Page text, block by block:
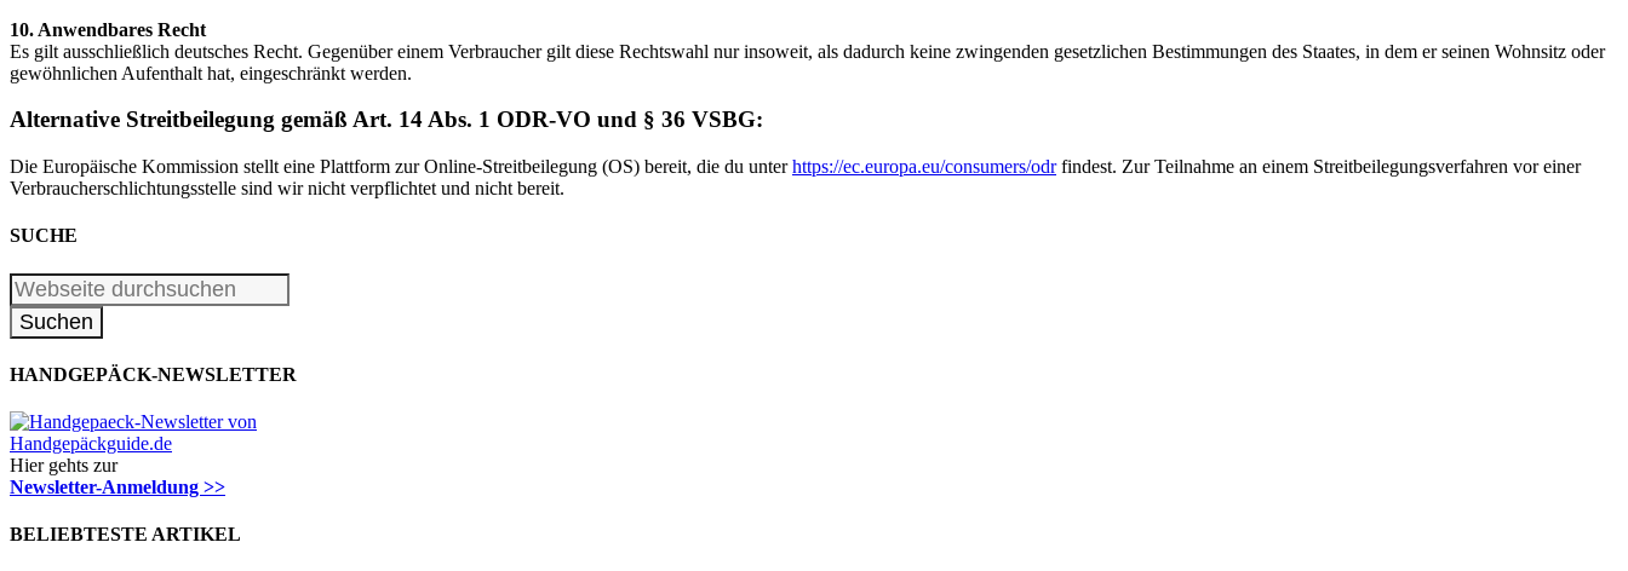
10. Anwendbares Recht
Es gilt ausschließlich deutsches Recht. Gegenüber einem Verbraucher gilt diese Rechtswahl nur insoweit, als dadurch keine zwingenden gesetzlichen Bestimmungen des Staates, in dem er seinen Wohnsitz oder
gewöhnlichen Aufenthalt hat, eingeschränkt werden.
Alternative Streitbeilegung gemäß Art. 14 Abs. 1 ODR-VO und § 36 VSBG:
Die Europäische Kommission stellt eine Plattform zur Online-Streitbeilegung (OS) bereit, die du unterhttps://ec.europa.eu/consumers/odrfindest. Zur Teilnahme an einem Streitbeilegungsverfahren vor einer
Verbraucherschlichtungsstelle sind wir nicht verpflichtet und nicht bereit.
SUCHE
HANDGEPÄCK-NEWSLETTER
Hier gehts zur
Newsletter-Anmeldung >>
BELIEBTESTE ARTIKEL